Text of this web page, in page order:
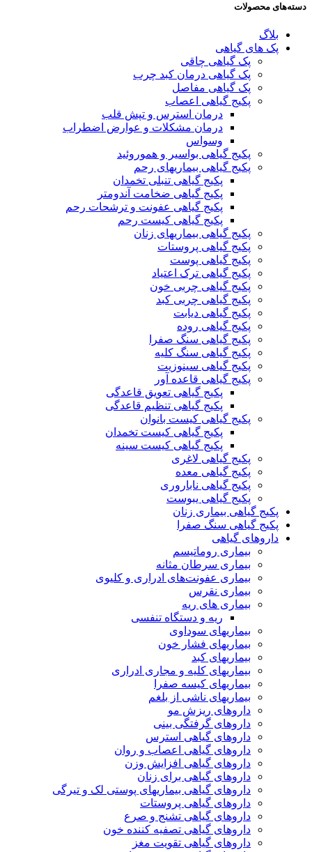
دسته‌های محصولات
بلاگ
پک های گیاهی
پک گیاهی چاقی
پک گیاهی درمان کبد چرب
پک گیاهی مفاصل
پکیج گیاهی اعصاب
درمان استرس و تپش قلب
درمان مشکلات و عوارض اضطراب
وسواس
پکیج گیاهی بواسیر و هموروئید
پکیج گیاهی بیماریهای رحم
پکیج گیاهی تنبلی تخمدان
پکیج گیاهی ضخامت آندومتر
پکیج گیاهی عفونت و ترشحات رحم
پکیج گیاهی کیست رحم
پکیج گیاهی بیماریهای زنان
پکیج گیاهی پروستات
پکیج گیاهی پوست
پکیج گیاهی ترک اعتیاد
پکیج گیاهی چربی خون
پکیج گیاهی چربی کبد
پکیج گیاهی دیابت
پکیج گیاهی روده
پکیج گیاهی سنگ صفرا
پکیج گیاهی سنگ کلیه
پکیج گیاهی سینوزیت
پکیج گیاهی قاعده آور
پکیج گیاهی تعویق قاعدگی
پکیج گیاهی تنظیم قاعدگی
پکیج گیاهی کیست بانوان
پکیج گیاهی کیست تخمدان
پکیج گیاهی کیست سینه
پکیج گیاهی لاغری
پکیج گیاهی معده
پکیج گیاهی ناباروری
پکیج گیاهی یبوست
پکیج گیاهی بیماری زنان
پکیج گیاهی سنگ صفرا
داروهای گیاهی
بیماری روماتیسم
بیماری سرطان مثانه
بیماری عفونت‌های ادراری و کلیوی
بیماری نقرس
بیماری های ریه
ریه و دستگاه تنفسی
بیماریهای سوداوی
بیماریهای فشار خون
بیماریهای کبد
بیماریهای کلیه و مجاری ادراری
بیماریهای کیسه صفرا
بیماریهای ناشی از بلغم
داروهای ریزش مو
داروهای گرفتگی بینی
داروهای گیاهی استرس
داروهای گیاهی اعصاب و روان
داروهای گیاهی افزایش وزن
داروهای گیاهی برای زنان
داروهای گیاهی بیماریهای پوستی لک و تیرگی
داروهای گیاهی پروستات
داروهای گیاهی تشنج و صرع
داروهای گیاهی تصفیه کننده خون
داروهای گیاهی تقویت مغز